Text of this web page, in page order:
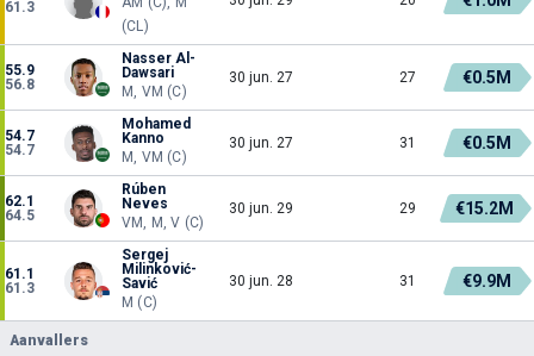
61.3
(CL)
55.9
56.8
Nasser Al-
Dawsari
M, VM (C)
30 jun. 27 27 €0.5M
54.7
54.7
Mohamed
Kanno
M, VM (C)
30 jun. 27 31 €0.5M
62.1
64.5
Rúben
Neves
VM, M, V (C)
30 jun. 29 29 €15.2M
61.1
61.3
Sergej
Milinković-
Savić
M (C)
30 jun. 28 31 €9.9M
Aanvallers